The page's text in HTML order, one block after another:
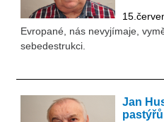
Evropané, nás nevyjímaje,
sebedestrukci.
Jan
pastýřů